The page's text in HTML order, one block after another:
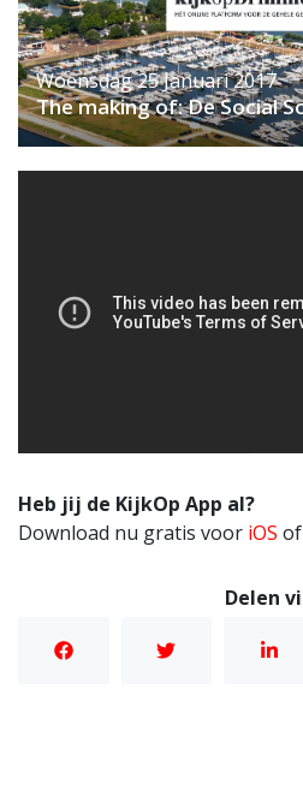
Woensdag 25 Januari 2017
The making of: De Social
Heb jij de KijkOp App al?
Download nu gratis voor iOS of
Delen